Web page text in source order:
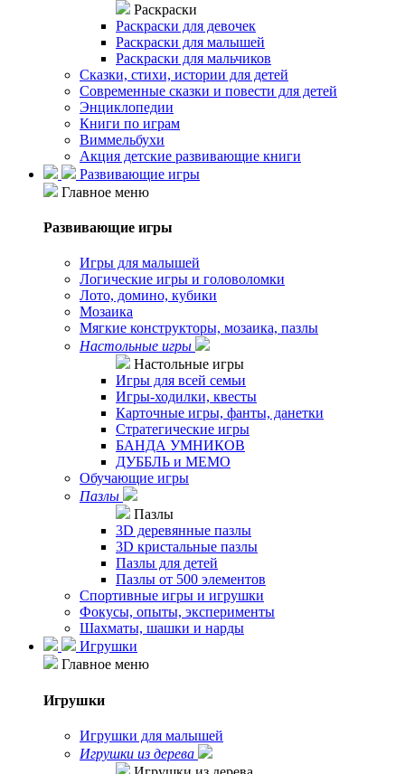
Раскраски
Раскраски для девочек
Раскраски для малышей
Раскраски для мальчиков
Сказки, стихи, истории для детей
Современные сказки и повести для детей
Энциклопедии
Книги по играм
Виммельбухи
Акция детские развивающие книги
Развивающие игры
Главное меню
Развивающие игры
Игры для малышей
Логические игры и головоломки
Лото, домино, кубики
Мозаика
Мягкие конструкторы, мозаика, пазлы
Настольные игры
Настольные игры
Игры для всей семьи
Игры-ходилки, квесты
Карточные игры, фанты, данетки
Стратегические игры
БАНДА УМНИКОВ
ДУББЛЬ и МЕМО
Обучающие игры
Пазлы
Пазлы
3D деревянные пазлы
3D кристальные пазлы
Пазлы для детей
Пазлы от 500 элементов
Спортивные игры и игрушки
Фокусы, опыты, эксперименты
Шахматы, шашки и нарды
Игрушки
Главное меню
Игрушки
Игрушки для малышей
Игрушки из дерева